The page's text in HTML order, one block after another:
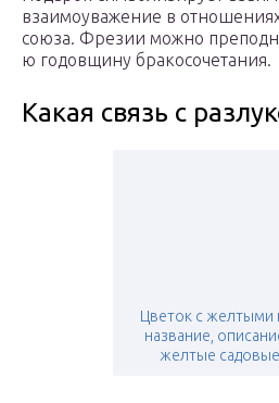
взаимоуважение в
союза. Фрезии можно
ю годовщину бракосочетания.
Какая связь с
Цветок с желтыми
название,
желтые